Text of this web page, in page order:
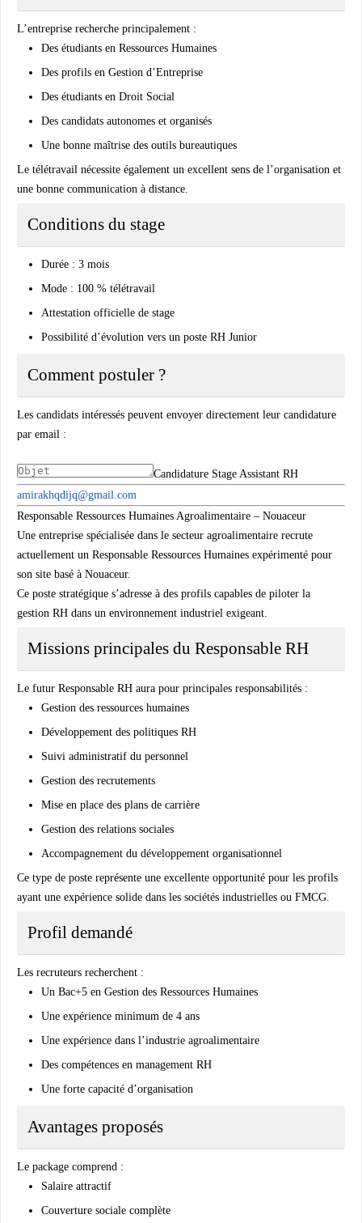
L’entreprise recherche principalement :
Des étudiants en Ressources Humaines
Des profils en Gestion d’Entreprise
Des étudiants en Droit Social
Des candidats autonomes et organisés
Une bonne maîtrise des outils bureautiques
Le télétravail nécessite également un excellent sens de l’organisation et
une bonne communication à distance.
Conditions du stage
Durée : 3 mois
Mode : 100 % télétravail
Attestation officielle de stage
Possibilité d’évolution vers un poste RH Junior
Comment postuler ?
Les candidats intéressés peuvent envoyer directement leur candidature
par email :
Candidature Stage Assistant RH
amirakhqdijq@gmail.com
Responsable Ressources Humaines Agroalimentaire – Nouaceur
Une entreprise spécialisée dans le secteur agroalimentaire recrute
actuellement un Responsable Ressources Humaines expérimenté pour
son site basé à Nouaceur.
Ce poste stratégique s’adresse à des profils capables de piloter la
gestion RH dans un environnement industriel exigeant.
Missions principales du Responsable RH
Le futur Responsable RH aura pour principales responsabilités :
Gestion des ressources humaines
Développement des politiques RH
Suivi administratif du personnel
Gestion des recrutements
Mise en place des plans de carrière
Gestion des relations sociales
Accompagnement du développement organisationnel
Ce type de poste représente une excellente opportunité pour les profils
ayant une expérience solide dans les sociétés industrielles ou FMCG.
Profil demandé
Les recruteurs recherchent :
Un Bac+5 en Gestion des Ressources Humaines
Une expérience minimum de 4 ans
Une expérience dans l’industrie agroalimentaire
Des compétences en management RH
Une forte capacité d’organisation
Avantages proposés
Le package comprend :
Salaire attractif
Couverture sociale complète